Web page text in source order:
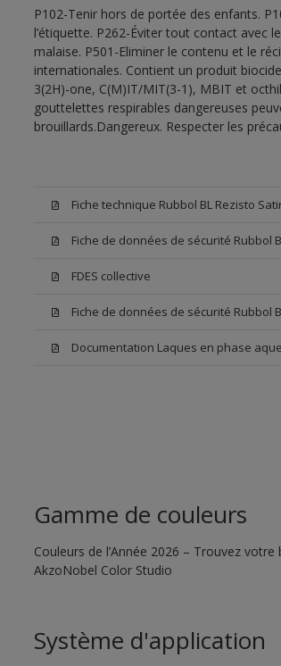
P102-Tenir hors de portée des enfants.
l’étiquette. P262-Éviter tout contact avec
malaise. P501-Eliminer le contenu et le
internationales. Contient un produit
3(2H)-one, C(M)IT/MIT(3-1), MBIT et
gouttelettes respirables dangereuses
brouillards.Dangereux. Respecter les
Fiche technique Rubbol BL Rezisto
Fiche de données de sécurité Rubbol
FDES collective
Fiche de données de sécurité Rubbol
Documentation Laques en phase
Gamme de couleurs
Couleurs de l’Année 2026 – Trouvez
AkzoNobel Color Studio
Système d'application